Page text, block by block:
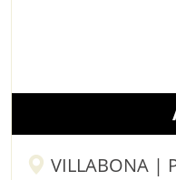
VILLABONA |